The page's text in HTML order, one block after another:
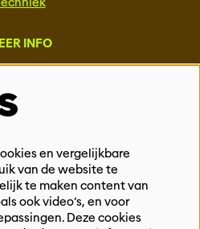
INFO
Partnerships
Privacy
DE HOOGTE
en vergelijkbare
van de website te
te maken content van
ook video’s, en voor
Deze cookies